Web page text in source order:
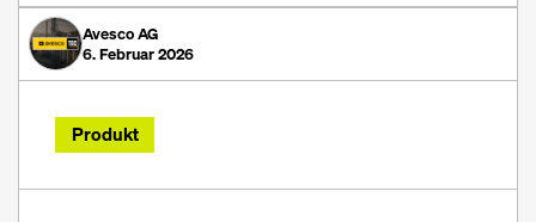
Avesco AG
6. Februar 2026
Produkt